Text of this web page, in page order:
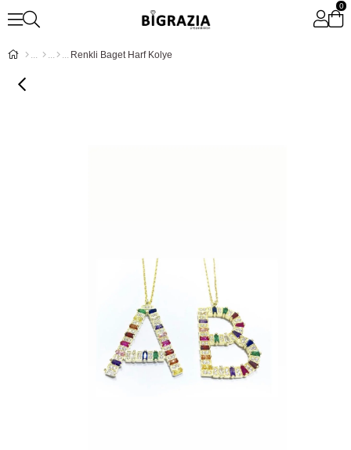
0
Renkli Baget Harf Kolye